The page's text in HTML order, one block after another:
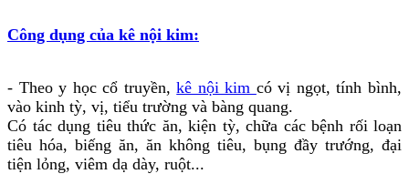
Công dụng của kê nội kim:
- Theo y học cổ truyền,kê nội kim có vị ngọt, tính bình,
vào kinh tỳ, vị, tiểu trường và bàng quang.
Có tác dụng tiêu thức ăn, kiện tỳ, chữa các bệnh rối loạn
tiêu hóa, biếng ăn, ăn không tiêu, bụng đầy trướng, đại
tiện lỏng, viêm dạ dày, ruột...